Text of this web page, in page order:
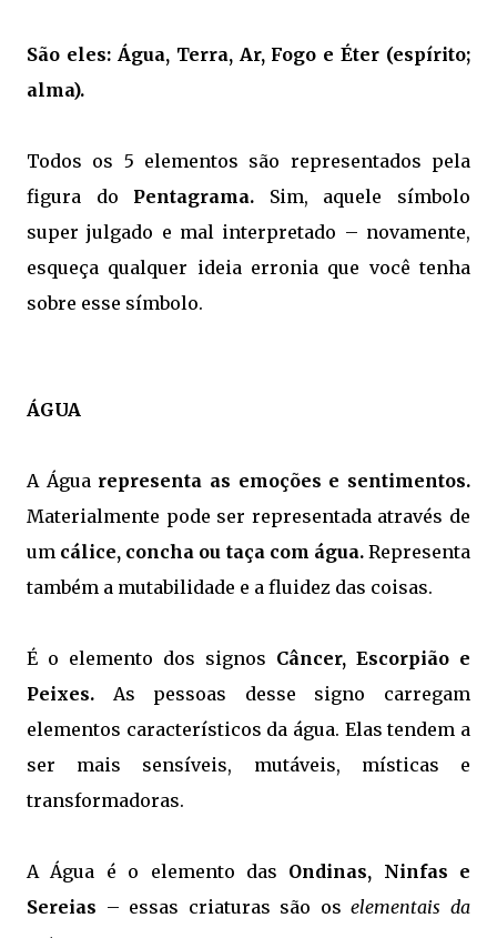
São eles: Água, Terra, Ar, Fogo e Éter (espírito;
alma).
Todos os 5 elementos são representados pela
figura do Pentagrama. Sim, aquele símbolo
super julgado e mal interpretado – novamente,
esqueça qualquer ideia erronia que você tenha
sobre esse símbolo.
ÁGUA
A Água representa as emoções e sentimentos.
Materialmente pode ser representada através de
um cálice, concha ou taça com água.Representa
também a mutabilidade e a fluidez das coisas.
É o elemento dos signos Câncer, Escorpião e
Peixes. As pessoas desse signo carregam
elementos característicos da água. Elas tendem a
ser mais sensíveis, mutáveis, místicas e
transformadoras.
A Água é o elemento das Ondinas, Ninfas e
Sereias – essas criaturas são os elementais da